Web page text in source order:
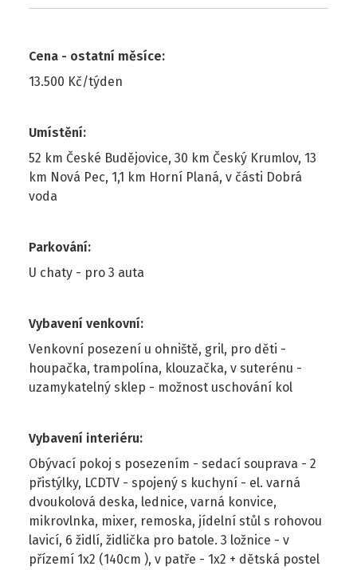
Cena - ostatní měsíce:
13.500 Kč/týden
Umístění:
52 km České Budějovice, 30 km Český Krumlov, 13
km Nová Pec, 1,1 km Horní Planá, v části Dobrá
voda
Parkování:
U chaty - pro 3 auta
Vybavení venkovní:
Venkovní posezení u ohniště, gril, pro děti -
houpačka, trampolína, klouzačka, v suterénu -
uzamykatelný sklep - možnost uschování kol
Vybavení interiéru:
Obývací pokoj s posezením - sedací souprava - 2
přistýlky, LCDTV - spojený s kuchyní - el. varná
dvoukolová deska, lednice, varná konvice,
mikrovlnka, mixer, remoska, jídelní stůl s rohovou
lavicí, 6 židlí, židlička pro batole. 3 ložnice - v
přízemí 1x2 (140cm ), v patře - 1x2 + dětská postel